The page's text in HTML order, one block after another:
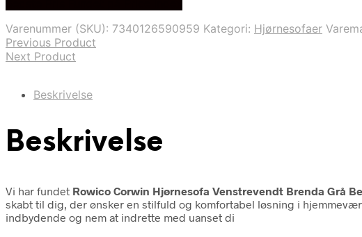
Varenummer (SKU): 7340126590959 Kategori: Hjørnesofaer
Previous Product
Next Product
Beskrivelse
Beskrivelse
Vi har fundet Rowico Corwin Hjørnesofa Venstrevendt Brenda Grå
skabt til dig, der ønsker en stilfuld og komfortabel løsning i
indbydende og nem at indrette med uanset di